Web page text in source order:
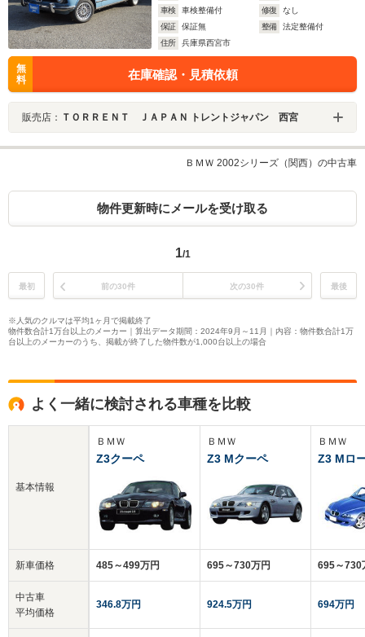
車検
車検整備付 修復
なし
保証
保証無 整備
法定整備付
住所
兵庫県西宮市
無
料
在庫確認・見積依頼
販売店： ＴＯＲＲＥＮＴ ＪＡＰＡＮ トレントジャパン 西宮
ＢＭＷ 2002シリーズ（関西）の中古車
物件更新時にメールを受け取る
1/1
最初 前の30件 次の30件 最後
※人気のクルマは平均1ヶ月で掲載終了
物件数合計1万台以上のメーカー｜算出データ期間：2024年9月～11月｜内容：物件数合計1万
台以上のメーカーのうち、掲載が終了した物件数が1,000台以上の場合
よく一緒に検討される車種を比較
基本情報
新車価格
中古車
平均価格
ＢＭＷ
Z3クーペ
485～499万円
346.8万円
ＢＭＷ
Z3 Mクーペ
695～730万円
924.5万円
ＢＭＷ
Z3 Mロ
695～730
694万円